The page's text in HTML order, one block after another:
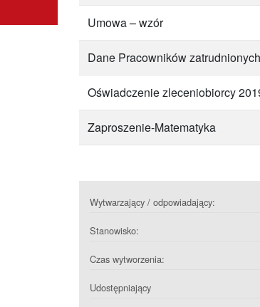
Umowa – wzór
Dane Pracowników
Oświadczenie zleceniobiorcy
Zaproszenie-Matematyka
Wytwarzający / odpowiadający:
Stanowisko:
Czas wytworzenia:
Udostępniający